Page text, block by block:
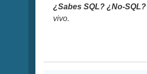
¿Sabes SQL? ¿No-SQL?
vivo.